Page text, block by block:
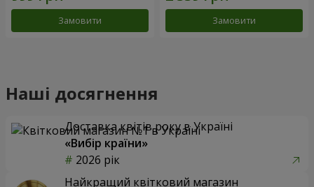
Замовити Замовити
Наші досягнення
Доставка квітів року в Україні
«Вибір країни»
2026 рік
Найкращий квітковий магазин